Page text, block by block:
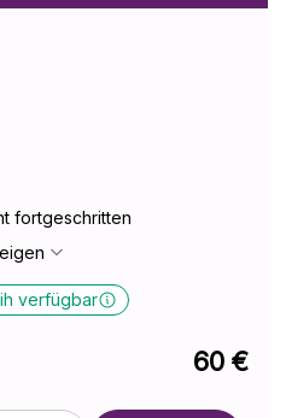
the
calendar
and
select
Press
fortgeschritten
verfügbar
60 €